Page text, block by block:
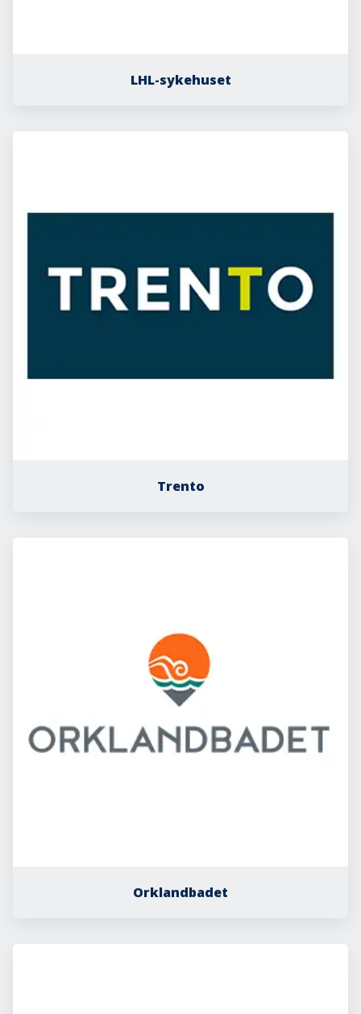
LHL-sykehuset
Trento
Orklandbadet